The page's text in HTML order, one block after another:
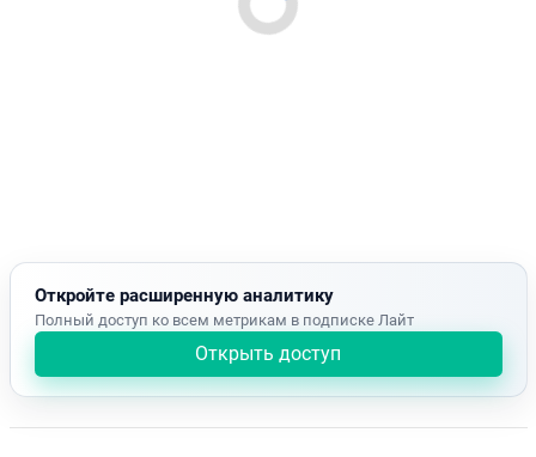
Откройте расширенную аналитику
Полный доступ ко всем метрикам в подписке Лайт
Открыть доступ